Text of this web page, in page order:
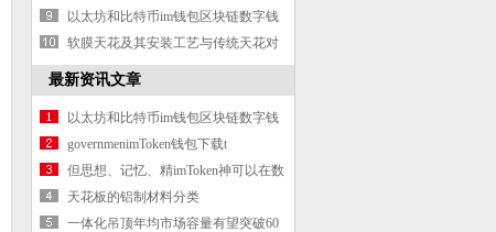
以太坊和比特币im钱包区块链数字钱
包
软膜天花及其安装工艺与传统天花对
比
最新资讯文章
以太坊和比特币im钱包区块链数字钱
包
governmenimToken钱包下载t
procurement
但思想、记忆、精imToken神可以在数
字世界流传
天花板的铝制材料分类
一体化吊顶年均市场容量有望突破60